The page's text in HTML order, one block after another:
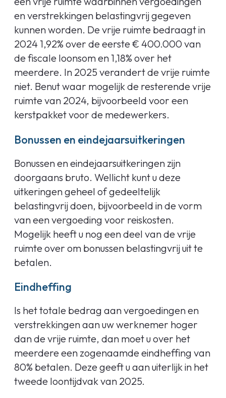
en verstrekkingen belastingvrij gegeven
kunnen worden. De vrije ruimte bedraagt in
2024 1,92% over de eerste € 400.000 van
de fiscale loonsom en 1,18% over het
meerdere. In 2025 verandert de vrije ruimte
niet. Benut waar mogelijk de resterende vrije
ruimte van 2024, bijvoorbeeld voor een
kerstpakket voor de medewerkers.
Bonussen en eindejaarsuitkeringen
Bonussen en eindejaarsuitkeringen zijn
doorgaans bruto. Wellicht kunt u deze
uitkeringen geheel of gedeeltelijk
belastingvrij doen, bijvoorbeeld in de vorm
van een vergoeding voor reiskosten.
Mogelijk heeft u nog een deel van de vrije
ruimte over om bonussen belastingvrij uit te
betalen.
Eindheffing
Is het totale bedrag aan vergoedingen en
verstrekkingen aan uw werknemer hoger
dan de vrije ruimte, dan moet u over het
meerdere een zogenaamde eindheffing van
80% betalen. Deze geeft u aan uiterlijk in het
tweede loontijdvak van 2025.